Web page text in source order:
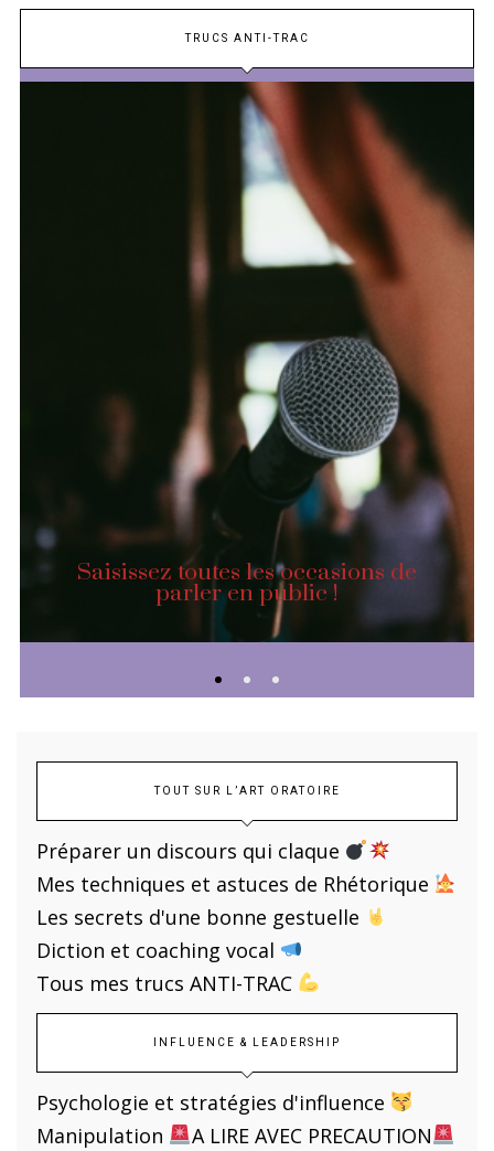
TRUCS ANTI-TRAC
Saisissez toutes les occasions de
parler en public !
TOUT SUR L’ART ORATOIRE
Préparer un discours qui claque
Mes techniques et astuces de Rhétorique
Les secrets d'une bonne gestuelle
Diction et coaching vocal
Tous mes trucs ANTI-TRAC
INFLUENCE & LEADERSHIP
Psychologie et stratégies d'influence
Manipulation
A LIRE AVEC PRECAUTION